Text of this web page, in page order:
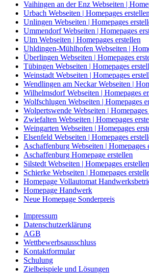
Vaihingen an der Enz Webseiten |
Urbach Webseiten | Homepages erstellen
Unlingen Webseiten | Homepages
Ummendorf Webseiten | Homepages
Ulm Webseiten | Homepages erstellen
Uhldingen-Mühlhofen Webseiten |
Überlingen Webseiten | Homepages
Tübingen Webseiten | Homepages
Weinstadt Webseiten | Homepages
Wendlingen am Neckar Webseiten |
Wilhelmsdorf Webseiten | Homepages
Wolfschlugen Webseiten | Homepages
Wolpertswende Webseiten | Homepages
Zwiefalten Webseiten | Homepages
Weingarten Webseiten | Homepages
Elsenfeld Webseiten | Homepages
Aschaffenburg Webseiten | Homepages
Aschaffenburg Homepage erstellen
Silstedt Webseiten | Homepages erstellen
Schierke Webseiten | Homepages
Homepage Vollautomat
Homepage Handwerk
Neue Homepage Sonderpreis
Impressum
Datenschutzerklärung
AGB
Wettbewerbsausschluss
Kontaktformular
Schulung
Zielbeispiele und Lösungen